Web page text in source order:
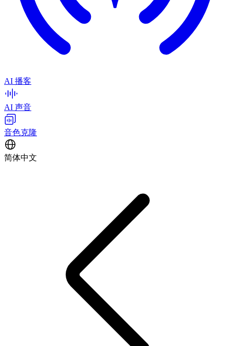
AI 播客
AI 声音
音色克隆
简体中文